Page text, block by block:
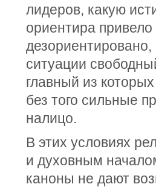
лидеров, какую
ориентира
ситуации
главный из
без того сильные
налицо.
В этих условиях
и духовным
каноны не дают